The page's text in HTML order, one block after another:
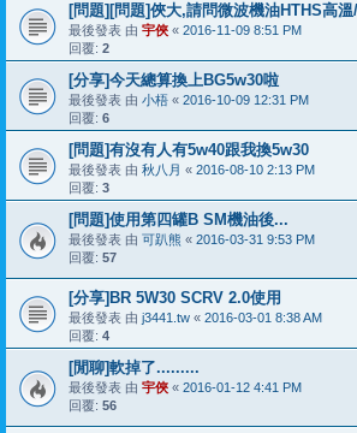
[問題][問題]俠大,請問微波機油HTHS高溫
最後發表 由 宇俠 « 2016-11-09 8:51 PM
回覆: 2
[分享]今天總算換上BG5w30啦
最後發表 由 小梧 « 2016-10-09 12:31 PM
回覆: 6
[問題]有沒有人有5w40跟我換5w30
最後發表 由 秋八月 « 2016-08-10 2:13 PM
回覆: 3
[問題]使用第四罐B SM機油後...
最後發表 由 可趴熊 « 2016-03-31 9:53 PM
回覆: 57
[分享]BR 5W30 SCRV 2.0使用
最後發表 由 j3441.tw « 2016-03-01 8:38 AM
回覆: 4
[閒聊]軟掉了.........
最後發表 由 宇俠 « 2016-01-12 4:41 PM
回覆: 56